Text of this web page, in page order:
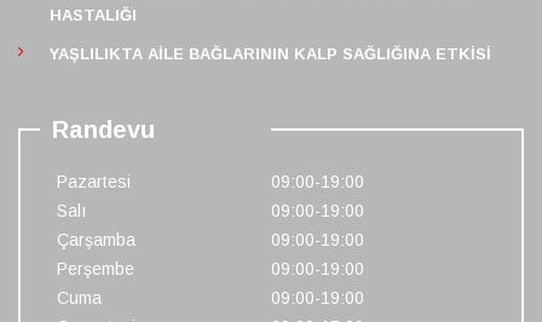
HASTALIĞI
YAŞLILIKTA AILE BAĞLARININ KALP SAĞLIĞINA ETKISI
Randevu
Pazartesi
09:00-19:00
Salı
09:00-19:00
Çarşamba
09:00-19:00
Perşembe
09:00-19:00
Cuma
09:00-19:00